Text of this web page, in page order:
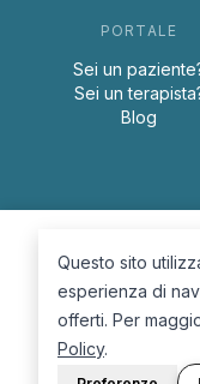
PORTALE
Sei un
Sei un
Blog
Questo sito
esperienza di
offerti. Per
Policy.